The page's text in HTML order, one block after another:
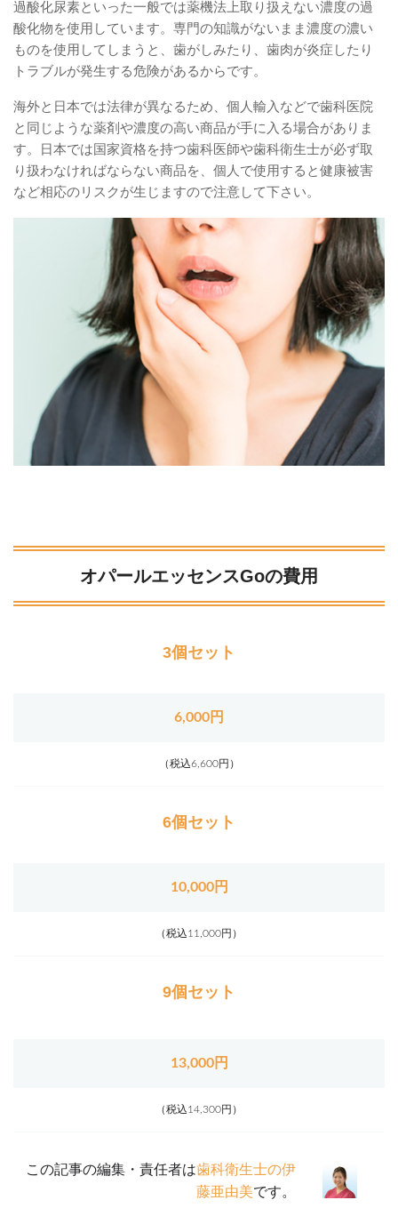
過酸化尿素といった一般では薬機法上取り扱えない濃度の過
酸化物を使用しています。専門の知識がないまま濃度の濃い
ものを使用してしまうと、歯がしみたり、歯肉が炎症したり
トラブルが発生する危険があるからです。
海外と日本では法律が異なるため、個人輸入などで歯科医院
と同じような薬剤や濃度の高い商品が手に入る場合がありま
す。日本では国家資格を持つ歯科医師や歯科衛生士が必ず取
り扱わなければならない商品を、個人で使用すると健康被害
など相応のリスクが生じますので注意して下さい。
オパールエッセンスGoの費用
3個セット
6,000円
（税込6,600円）
6個セット
10,000円
（税込11,000円）
9個セット
13,000円
（税込14,300円）
この記事の編集・責任者は歯科衛生士の伊
藤亜由美です。